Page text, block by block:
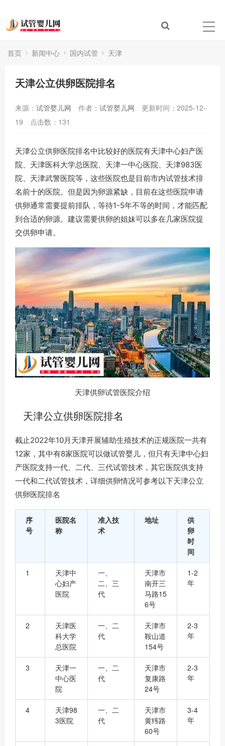
首页 新闻中心 国内试管 天津
天津公立供卵医院排名
来源： 试管婴儿网 作者： 试管婴儿网
更新时间：2025-12-
19
点击数： 131
天津公立供卵医院排名中比较好的医院有天津中心妇产医
院、天津医科大学总医院、天津一中心医院、天津983医
院、天津武警医院等，这些医院也是目前市内试管技术排
名前十的医院。但是因为卵源紧缺，目前在这些医院申请
供卵通常需要提前排队，等待1-5年不等的时间，才能匹配
到合适的卵源。建议需要供卵的姐妹可以多在几家医院提
交供卵申请。
天津供卵试管医院介绍
天津公立供卵医院排名
截止2022年10月天津开展辅助生殖技术的正规医院一共有
12家，其中有8家医院可以做试管婴儿，但只有天津中心妇
产医院支持一代、二代、三代试管技术，其它医院供支持
一代和二代试管技术，详细供卵情况可参考以下天津公立
供卵医院排名
序
号
医院名
称
准入技
术
地址
供
卵
时
间
1
天津中
心妇产
医院
一、
二、三
代
天津市
南开三
马路15
6号
1-2
年
2
天津医
科大学
总医院
一、二
代
天津市
鞍山道
154号
2-3
年
3
天津一
中心医
院
一、二
代
天津市
复康路
24号
2-3
年
4
天津98
3医院
一、二
代
天津市
黄纬路
60号
3-4
年